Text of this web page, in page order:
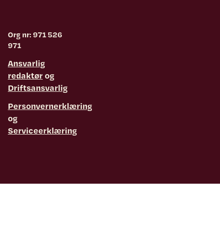
Org nr: 971 526
971
Ansvarlig
redaktørog
Driftsansvarlig
Personvernerklæring
og
Serviceerklæring